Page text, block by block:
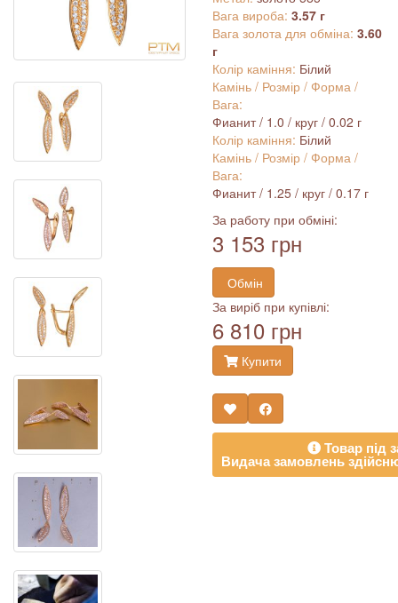
Вага вироба: 3.57 г
Вага золота для обміна: 3.60
г
Колір каміння: Білий
Камінь / Розмір / Форма /
Вага:
Фианит / 1.0 / круг / 0.02 г
Колір каміння: Білий
Камінь / Розмір / Форма /
Вага:
Фианит / 1.25 / круг / 0.17 г
За работу при обміні:
3 153 грн
Обмін
За виріб при купівлі:
6 810 грн
Купити
Товар під
Видача замовлень